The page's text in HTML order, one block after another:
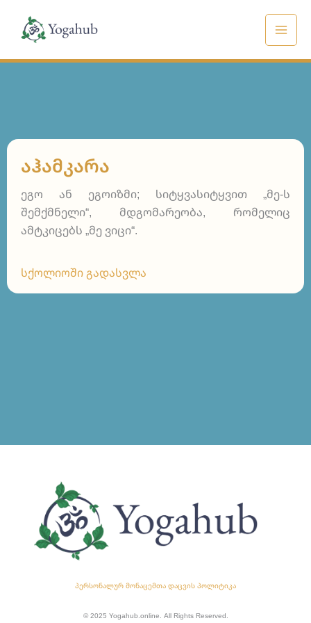
content
ᲐᲰᲐᲛᲙᲐᲠᲐ
ეგო ან ეგოიზმი; სიტყვასიტყვით „მე-ს
შემქმნელი“, მდგომარეობა, რომელიც
ამტკიცებს „მე ვიცი“.
სქოლიოში გადასვლა
პერსონალურ მონაცემთა დაცვის პოლიტიკა
© 2025 Yogahub.online. All Rights Reserved.